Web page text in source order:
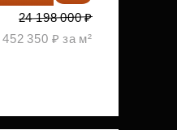
24 198 000 ₽
452 350 ₽ за м²